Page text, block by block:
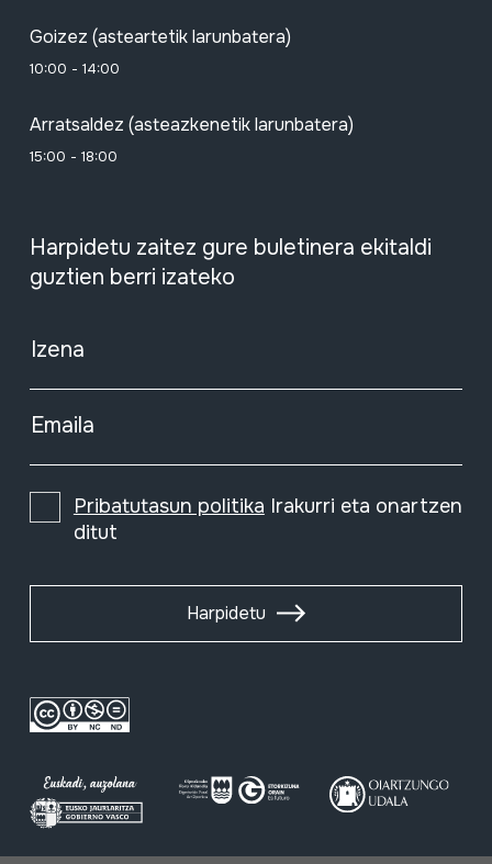
Goizez (asteartetik larunbatera)
10:00 - 14:00
Arratsaldez (asteazkenetik larunbatera)
15:00 - 18:00
Harpidetu zaitez gure buletinera ekitaldi
guztien berri izateko
Izena
Emaila
Pribatutasun politika Irakurri eta onartzen
ditut
Harpidetu